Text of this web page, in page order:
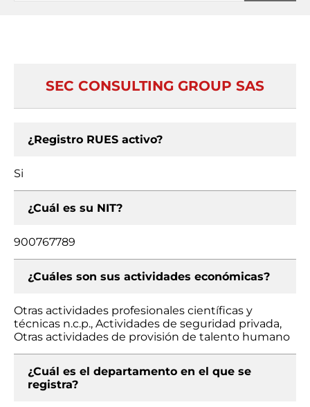
SEC CONSULTING GROUP SAS
¿Registro RUES activo?
Si
¿Cuál es su NIT?
900767789
¿Cuáles son sus actividades económicas?
Otras actividades profesionales científicas y
técnicas n.c.p., Actividades de seguridad privada,
Otras actividades de provisión de talento humano
¿Cuál es el departamento en el que se
registra?